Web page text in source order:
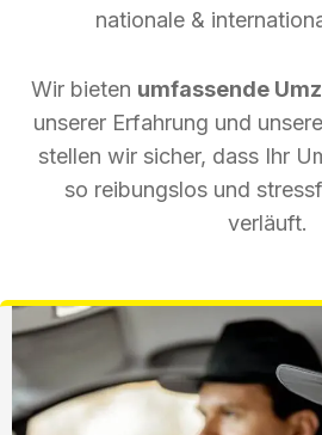
nationale &
Wir bieten umfassende
unserer Erfahrung und
stellen wir sicher, dass Ihr
so reibungslos und
verläuft.